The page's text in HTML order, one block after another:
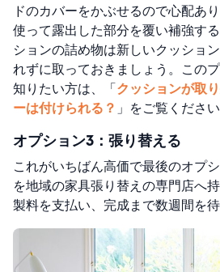
ドのカバーをかぶせるので心配あ
使って露出した部分を覆い補強す
ションの詰め物は新しいクッショ
れずに取っておきましょう。この
知りたい方は、「クッションが取
ーは付けられる？ 」をご覧ください
オプション3：張り替える
これがいちばん高価で最後のオプ
を地域の家具張り替えの専門店へ
製料を支払い、完成まで数週間を